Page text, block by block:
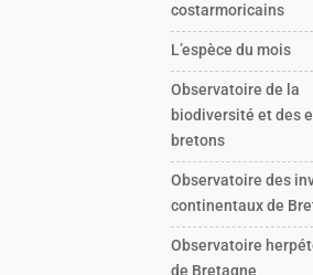
costarmoricains
L’espèce du mois
Observatoire de la
biodiversité et des
bretons
Observatoire des
continentaux de
Observatoire
de Bretagne